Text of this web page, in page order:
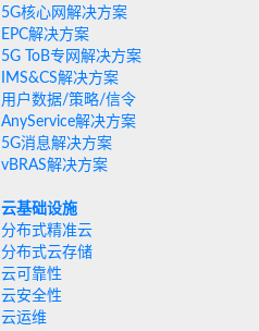
5G核心网解决方案
EPC解决方案
5G ToB专网解决方案
IMS&CS解决方案
用户数据/策略/信令
AnyService解决方案
5G消息解决方案
vBRAS解决方案
云基础设施
分布式精准云
分布式云存储
云可靠性
云安全性
云运维